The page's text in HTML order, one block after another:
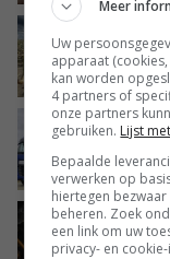
al
Meer
Uw
apparaat
kan worden
4 partners of
onze partners
gebruiken. Lijst
Bepaalde
verwerken op
hiertegen
beheren. Zoek
een link om uw
privacy- en